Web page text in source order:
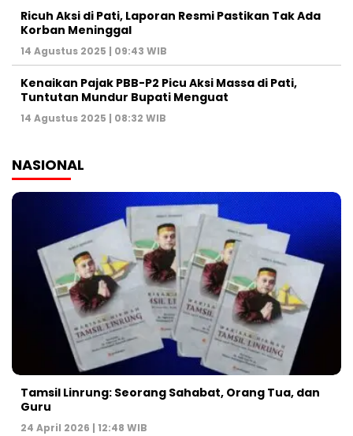
Ricuh Aksi di Pati, Laporan Resmi Pastikan Tak Ada
Korban Meninggal
14 Agustus 2025 | 09:43 WIB
Kenaikan Pajak PBB-P2 Picu Aksi Massa di Pati,
Tuntutan Mundur Bupati Menguat
14 Agustus 2025 | 08:32 WIB
NASIONAL
Tamsil Linrung: Seorang Sahabat, Orang Tua, dan
Guru
24 April 2026 | 12:48 WIB